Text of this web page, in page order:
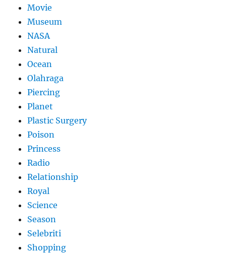
Movie
Museum
NASA
Natural
Ocean
Olahraga
Piercing
Planet
Plastic Surgery
Poison
Princess
Radio
Relationship
Royal
Science
Season
Selebriti
Shopping